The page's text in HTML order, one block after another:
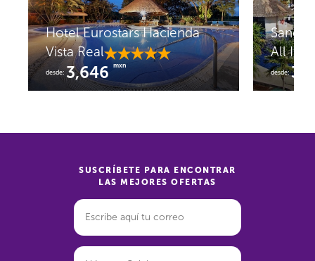
Hotel Eurostars Hacienda
Vista Real
desde: 3,646 mxn
All
desde:
SUSCRÍBETE PARA ENCONTRAR
LAS MEJORES OFERTAS